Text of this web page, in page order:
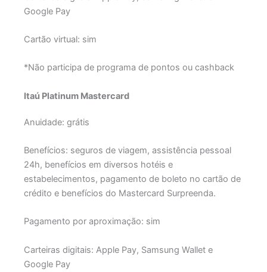
Google Pay
Cartão virtual: sim
*Não participa de programa de pontos ou cashback
Itaú Platinum Mastercard
Anuidade: grátis
Benefícios: seguros de viagem, assistência pessoal
24h, benefícios em diversos hotéis e
estabelecimentos, pagamento de boleto no cartão de
crédito e benefícios do Mastercard Surpreenda.
Pagamento por aproximação: sim
Carteiras digitais: Apple Pay, Samsung Wallet e
Google Pay